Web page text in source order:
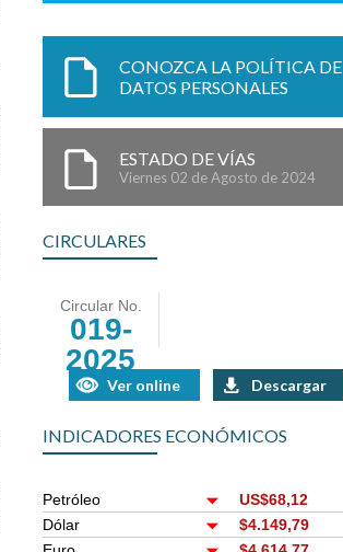
CONOZCA LA POLÍTICA DE
DATOS PERSONALES
ESTADO DE VÍAS
Viernes 02 de Agosto de 2024
CIRCULARES
Circular No.
019-
2025
Ver online Descargar
INDICADORES ECONÓMICOS
Petróleo
US$68,12
Dólar
$4.149,79